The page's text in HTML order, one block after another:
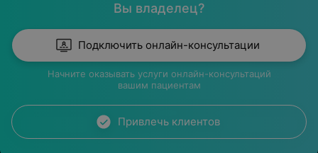
Вы владелец?
Подключить онлайн-консультации
Начните оказывать услуги онлайн-консультаций
вашим пациентам
Привлечь клиентов